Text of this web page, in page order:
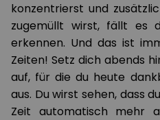
konzentrierst und
zugemüllt wirst, fällt es
erkennen. Und das ist
Zeiten! Setz dich abends
auf, für die du heute
aus. Du wirst sehen, dass
Zeit automatisch mehr